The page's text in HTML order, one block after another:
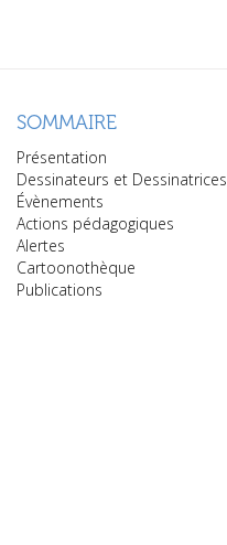
SOMMAIRE
Présentation
Dessinateurs et Dessinatrices
Évènements
Actions pédagogiques
Alertes
Cartoonothèque
Publications